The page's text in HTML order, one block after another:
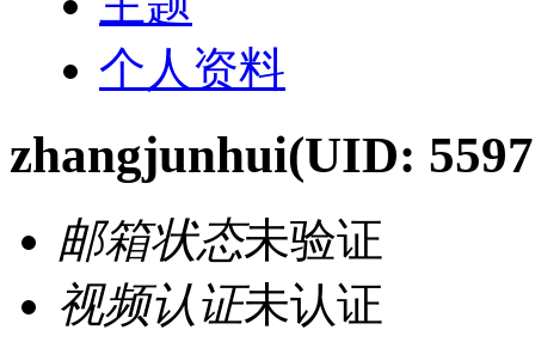
个人资料
zhangjunhui(UID:
邮箱状态未验证
视频认证未认证